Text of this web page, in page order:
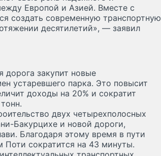
Европой и Азией. Вместе с
создать современную транспортную
десятилетий», — заявил
дорога закупит новые
устаревшего парка. Это повысит
доходы на 20% и сократит
двух четырехполосных
Бакурцихе и новой дороги,
Благодаря этому время в пути
сократится на 43 минуты.